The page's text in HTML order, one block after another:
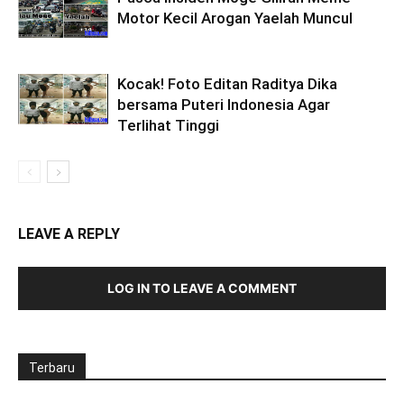
Motor Kecil Arogan Yaelah Muncul
Kocak! Foto Editan Raditya Dika
bersama Puteri Indonesia Agar
Terlihat Tinggi
LEAVE A REPLY
LOG IN TO LEAVE A COMMENT
Terbaru